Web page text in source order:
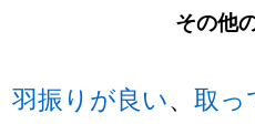
その他
羽振りが良い、取っ